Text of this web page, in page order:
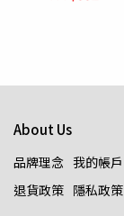
About Us
品牌理念 我的帳戶
退貨政策 隱私政策